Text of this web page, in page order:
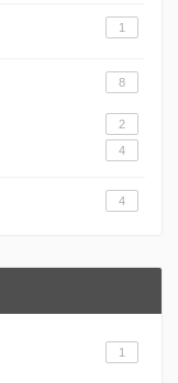
1
8
2
4
4
1